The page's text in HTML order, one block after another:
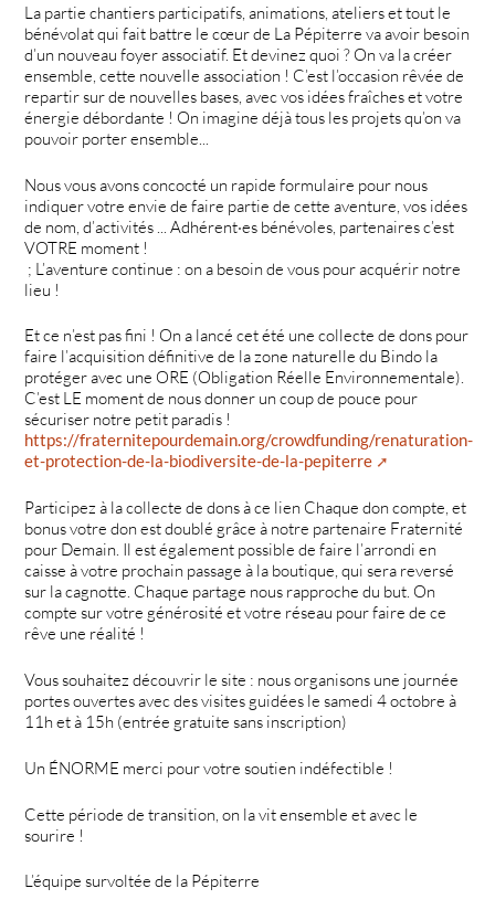
La partie chantiers participatifs, animations, ateliers et tout le
bénévolat qui fait battre le cœur de La Pépiterre va avoir besoin
d’un nouveau foyer associatif. Et devinez quoi ? On va la créer
ensemble, cette nouvelle association ! C’est l’occasion rêvée de
repartir sur de nouvelles bases, avec vos idées fraîches et votre
énergie débordante ! On imagine déjà tous les projets qu’on va
pouvoir porter ensemble...
Nous vous avons concocté un rapide formulaire pour nous
indiquer votre envie de faire partie de cette aventure, vos idées
de nom, d’activités ... Adhérent·es bénévoles, partenaires c’est
VOTRE moment !
; L’aventure continue : on a besoin de vous pour acquérir notre
lieu !
Et ce n’est pas fini ! On a lancé cet été une collecte de dons pour
faire l’acquisition définitive de la zone naturelle du Bindo la
protéger avec une ORE (Obligation Réelle Environnementale).
C’est LE moment de nous donner un coup de pouce pour
sécuriser notre petit paradis !
https://fraternitepourdemain.org/crowdfunding/renaturation-
et-protection-de-la-biodiversite-de-la-pepiterre
Participez à la collecte de dons à ce lien Chaque don compte, et
bonus votre don est doublé grâce à notre partenaire Fraternité
pour Demain. Il est également possible de faire l’arrondi en
caisse à votre prochain passage à la boutique, qui sera reversé
sur la cagnotte. Chaque partage nous rapproche du but. On
compte sur votre générosité et votre réseau pour faire de ce
rêve une réalité !
Vous souhaitez découvrir le site : nous organisons une journée
portes ouvertes avec des visites guidées le samedi 4 octobre à
11h et à 15h (entrée gratuite sans inscription)
Un ÉNORME merci pour votre soutien indéfectible !
Cette période de transition, on la vit ensemble et avec le
sourire !
L’équipe survoltée de la Pépiterre